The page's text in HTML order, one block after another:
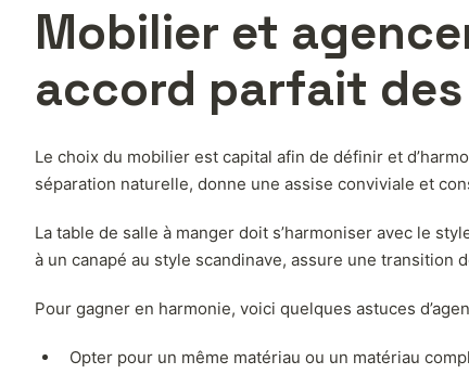
Mobilier et
accord parfait
Le choix du mobilier est capital afin de définir et
séparation naturelle, donne une assise conviviale et
La table de salle à manger doit s’harmoniser avec le
à un canapé au style scandinave, assure une transition
Pour gagner en harmonie, voici quelques astuces
Opter pour un même matériau ou un matériau